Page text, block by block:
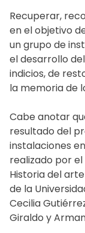
Recuperar,
en el objetivo
un grupo de
el desarrollo
indicios, de
la memoria de
Cabe anotar
resultado del
instalaciones
realizado por
Historia del
de la
Cecilia
Giraldo y